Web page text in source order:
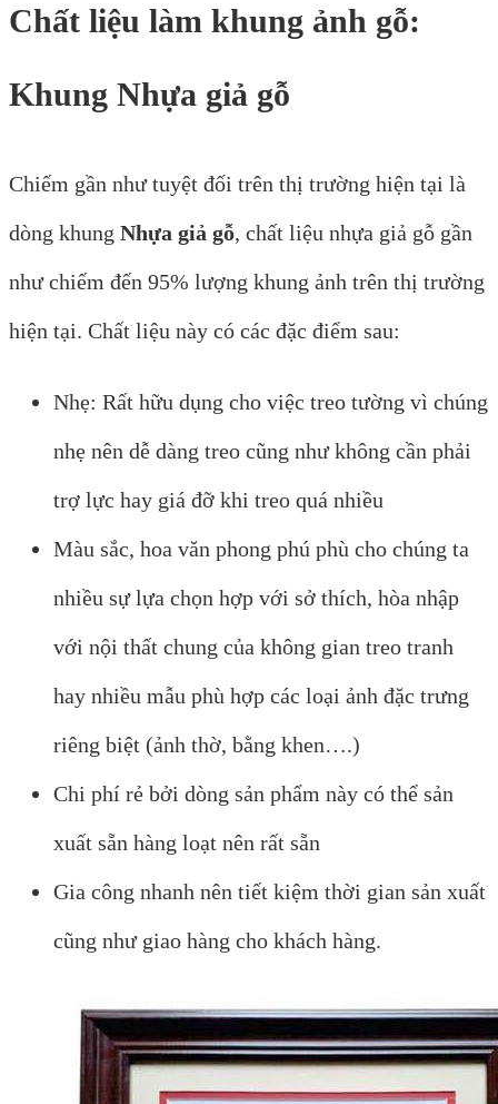
Chất liệu làm khung ảnh gỗ:
Khung Nhựa giả gỗ
Chiếm gần như tuyệt đối trên thị trường hiện tại là
dòng khung Nhựa giả gỗ, chất liệu nhựa giả gỗ gần
như chiếm đến 95% lượng khung ảnh trên thị trường
hiện tại. Chất liệu này có các đặc điểm sau:
Nhẹ: Rất hữu dụng cho việc treo tường vì chúng
nhẹ nên dễ dàng treo cũng như không cần phải
trợ lực hay giá đỡ khi treo quá nhiều
Màu sắc, hoa văn phong phú phù cho chúng ta
nhiều sự lựa chọn hợp với sở thích, hòa nhập
với nội thất chung của không gian treo tranh
hay nhiều mẫu phù hợp các loại ảnh đặc trưng
riêng biệt (ảnh thờ, bằng khen….)
Chi phí rẻ bởi dòng sản phẩm này có thể sản
xuất sẵn hàng loạt nên rất sẵn
Gia công nhanh nên tiết kiệm thời gian sản xuất
cũng như giao hàng cho khách hàng.